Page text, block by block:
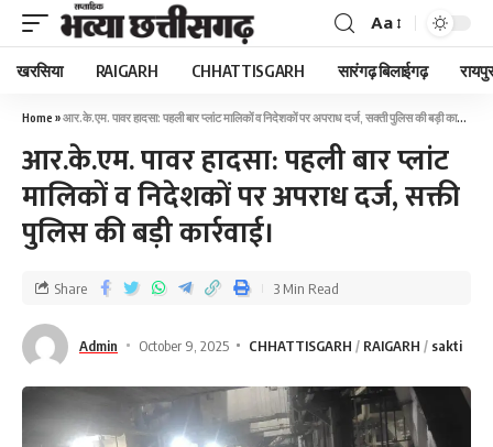
Aa
खरसिया RAIGARH CHHATTISGARH सारंगढ़ बिलाईगढ़
Home »आर.के.एम. पावर हादसा: पहली बार प्लांट मालिकों व निदेशकों पर अपराध दर्ज, सक्ती पुलिस की बड़ी कार्रवाई।
आर.के.एम. पावर हादसा: पहली बार प्लांट
मालिकों व निदेशकों पर अपराध दर्ज, सक्ती
पुलिस की बड़ी कार्रवाई।
Admin October 9, 2025 CHHATTISGARH RAIGARH sakti
Share 3 Min Read